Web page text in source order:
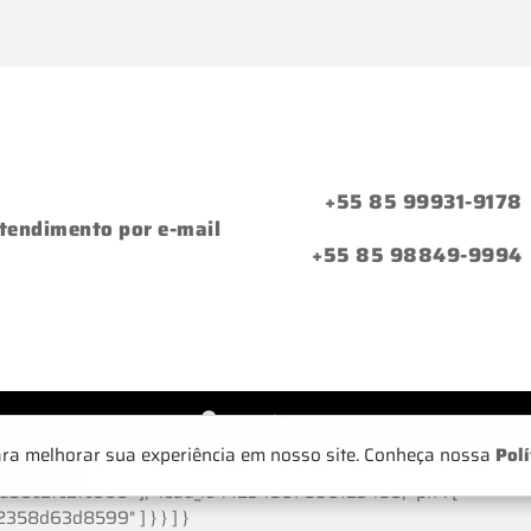
melhorar sua experiência em nosso site. Conheça nossa
por e-mail
+55 85 99931-9178
+55 85 98849-9994
Fortaleza, CE
"crm", "lead_event_source": "Your CRM" },
], "lead_id": 1234567890123456, "ph": [
] } } ] }